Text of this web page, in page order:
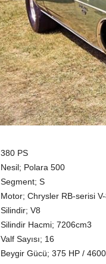
380 PS
Nesil; Polara 500
Segment; S
Motor; Chrysler RB-serisi
Silindir; V8
Silindir Hacmi; 7206cm3
Valf Sayısı; 16
Beygir Gücü; 375 HP /